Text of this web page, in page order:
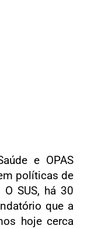
e OPAS
políticas de
SUS, há 30
que a
hoje cerca